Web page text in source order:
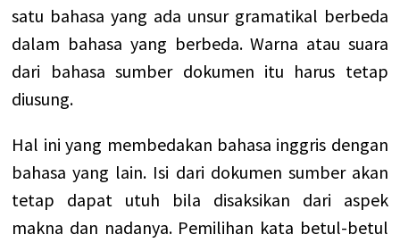
satu bahasa yang ada unsur gramatikal berbeda
dalam bahasa yang berbeda. Warna atau suara
dari bahasa sumber dokumen itu harus tetap
diusung.
Hal ini yang membedakan bahasa inggris dengan
bahasa yang lain. Isi dari dokumen sumber akan
tetap dapat utuh bila disaksikan dari aspek
makna dan nadanya. Pemilihan kata betul-betul